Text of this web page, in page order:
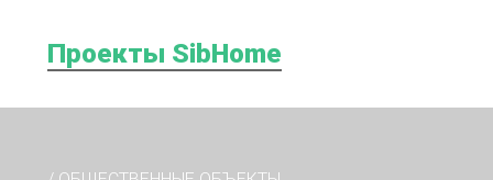
Проекты SibHome